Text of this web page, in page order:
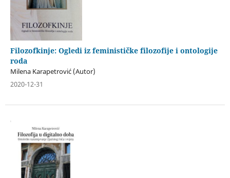
Filozofkinje: Ogledi iz feminističke filozofije i ontologije
roda
Milena Karapetrović (Autor)
2020-12-31